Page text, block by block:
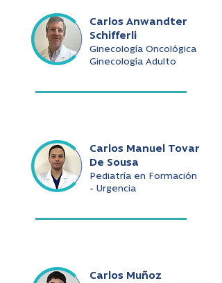
Carlos Anwandter
Schifferli
Ginecología Oncológica
Ginecología Adulto
Carlos Manuel Tovar
De Sousa
Pediatría en Formación
- Urgencia
Carlos Muñoz